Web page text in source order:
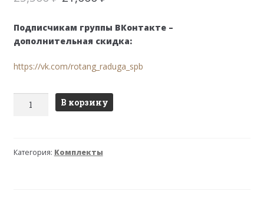
составляла
25,500 ₽.
21,000 ₽.
Подписчикам группы ВКонтакте –
дополнительная скидка:
https://vk.com/rotang_raduga_spb
Количество
Дуэт
В корзину
Категория: Комплекты